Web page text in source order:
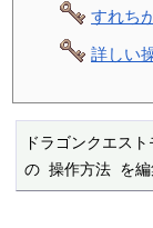
すれち
詳しい
ドラゴンクエス
の 操作方法 を編